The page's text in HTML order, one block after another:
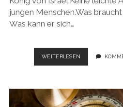
jungen Menschen.Was
Was kann er sich…
WEITERLESEN
MIR
HERZ…
(1.KÖN